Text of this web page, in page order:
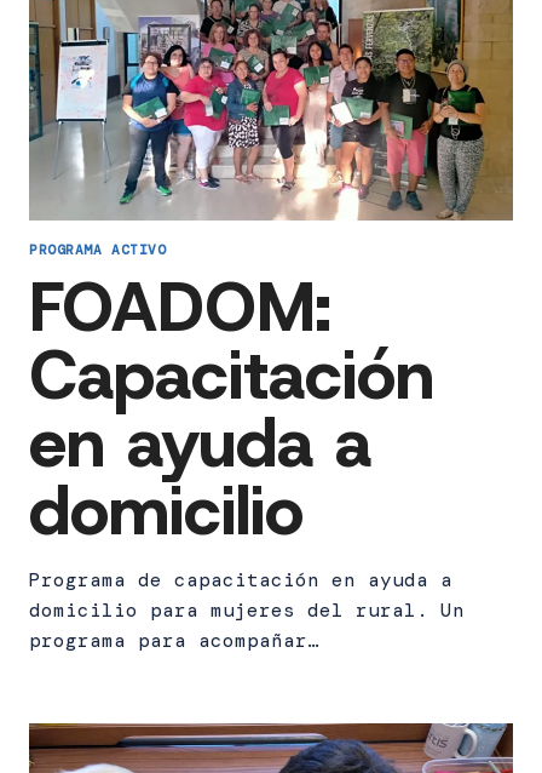
PROGRAMA ACTIVO
FOADOM:
Capacitación
en ayuda a
domicilio
Programa de capacitación en ayuda a
domicilio para mujeres del rural. Un
programa para acompañar…